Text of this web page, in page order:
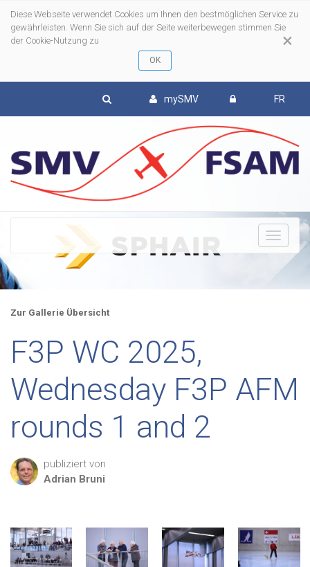
×
Diese Webseite verwendet Cookies um Ihnen den bestmöglichen Service zu
gewährleisten. Wenn Sie sich auf der Seite weiterbewegen stimmen Sie
der Cookie-Nutzung zu
mySMV FR
Zur Gallerie Übersicht
F3P WC 2025,
Wednesday F3P AFM
rounds 1 and 2
publiziert von
Adrian Bruni